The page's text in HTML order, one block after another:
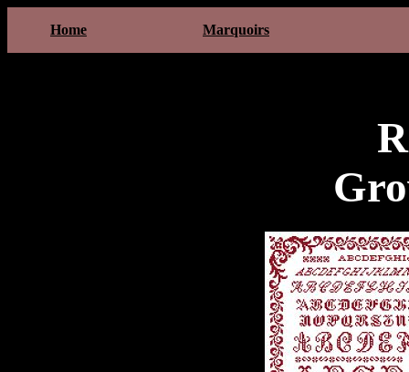
Home Marquoirs